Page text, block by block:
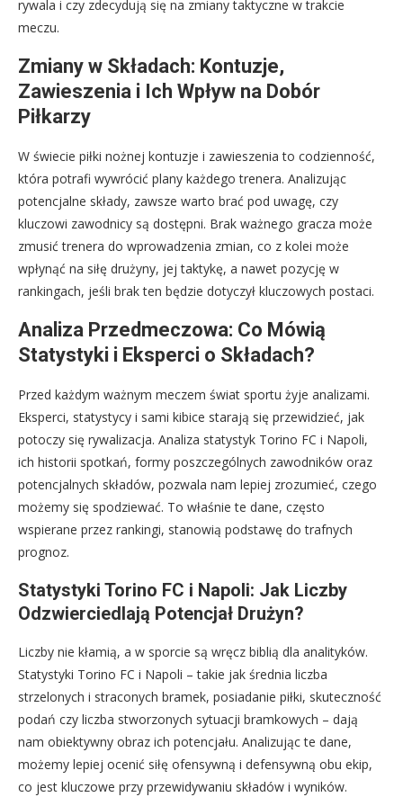
rywala i czy zdecydują się na zmiany taktyczne w trakcie
meczu.
Zmiany w Składach: Kontuzje,
Zawieszenia i Ich Wpływ na Dobór
Piłkarzy
W świecie piłki nożnej kontuzje i zawieszenia to codzienność,
która potrafi wywrócić plany każdego trenera. Analizując
potencjalne składy, zawsze warto brać pod uwagę, czy
kluczowi zawodnicy są dostępni. Brak ważnego gracza może
zmusić trenera do wprowadzenia zmian, co z kolei może
wpłynąć na siłę drużyny, jej taktykę, a nawet pozycję w
rankingach, jeśli brak ten będzie dotyczył kluczowych postaci.
Analiza Przedmeczowa: Co Mówią
Statystyki i Eksperci o Składach?
Przed każdym ważnym meczem świat sportu żyje analizami.
Eksperci, statystycy i sami kibice starają się przewidzieć, jak
potoczy się rywalizacja. Analiza statystyk Torino FC i Napoli,
ich historii spotkań, formy poszczególnych zawodników oraz
potencjalnych składów, pozwala nam lepiej zrozumieć, czego
możemy się spodziewać. To właśnie te dane, często
wspierane przez rankingi, stanowią podstawę do trafnych
prognoz.
Statystyki Torino FC i Napoli: Jak Liczby
Odzwierciedlają Potencjał Drużyn?
Liczby nie kłamią, a w sporcie są wręcz biblią dla analityków.
Statystyki Torino FC i Napoli – takie jak średnia liczba
strzelonych i straconych bramek, posiadanie piłki, skuteczność
podań czy liczba stworzonych sytuacji bramkowych – dają
nam obiektywny obraz ich potencjału. Analizując te dane,
możemy lepiej ocenić siłę ofensywną i defensywną obu ekip,
co jest kluczowe przy przewidywaniu składów i wyników.